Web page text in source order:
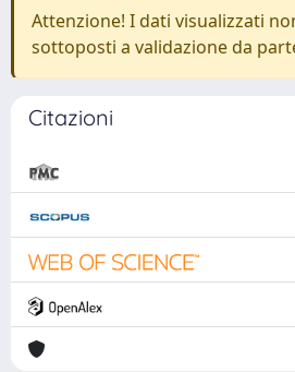
Attenzione! I dati visualizzati
sottoposti a validazione da
Citazioni